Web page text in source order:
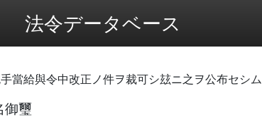
法令データベース
當給與令中改正ノ件ヲ裁可シ玆ニ之ヲ公布セシム
御璽